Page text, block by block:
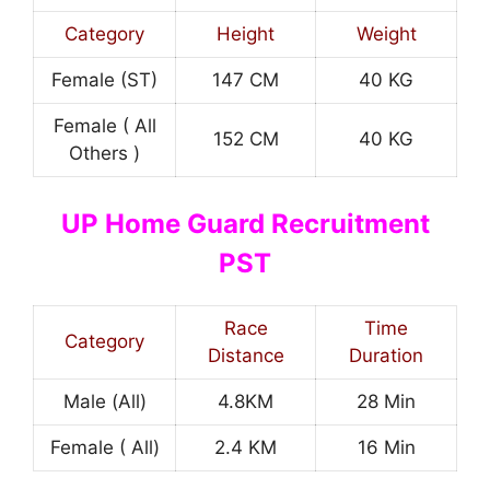
Category Height Weight
Female (ST) 147 CM 40 KG
Female ( All
Others )
152 CM 40 KG
UP Home Guard Recruitment
PST
Category
Race
Distance
Time
Duration
Male (All) 4.8KM 28 Min
Female ( All) 2.4 KM 16 Min